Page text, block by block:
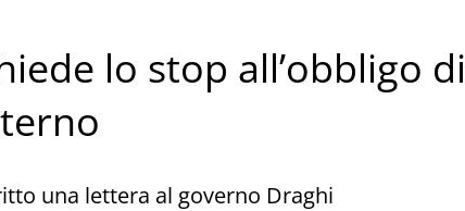
lo stop all’obbligo di
una lettera al governo Draghi